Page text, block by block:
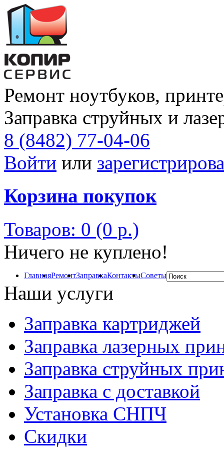
Ремонт ноутбуков,
Заправка струйных и
8 (8482) 77-04-06
Войти или
Корзина покупок
Товаров: 0 (0 р.)
Ничего не куплено!
ГлавнаяРемонтЗаправкаКонтактыСоветы
Наши услуги
Заправка картриджей
Заправка лазерных
Заправка струйных
Заправка с доставкой
Установка СНПЧ
Скидки